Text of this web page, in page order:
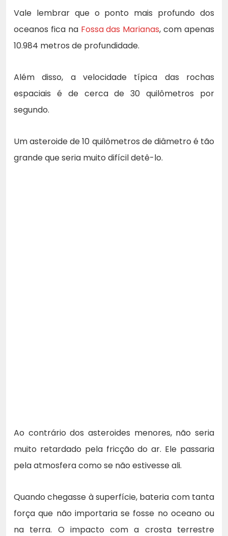
Vale lembrar que o ponto mais profundo dos
oceanos fica na Fossa das Marianas, com apenas
10.984 metros de profundidade.
Além disso, a velocidade típica das rochas
espaciais é de cerca de 30 quilômetros por
segundo.
Um asteroide de 10 quilômetros de diâmetro é tão
grande que seria muito difícil detê-lo.
Ao contrário dos asteroides menores, não seria
muito retardado pela fricção do ar. Ele passaria
pela atmosfera como se não estivesse ali.
Quando chegasse à superfície, bateria com tanta
força que não importaria se fosse no oceano ou
na terra. O impacto com a crosta terrestre